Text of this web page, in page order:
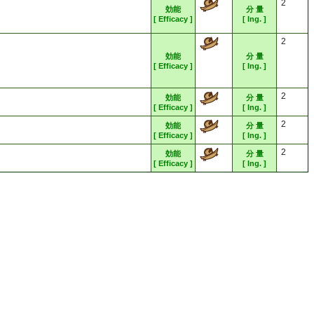
効能
[ Efficacy ]
分 量
[ Ing. ]
2
効能
[ Efficacy ]
分 量
[ Ing. ]
2
効能
[ Efficacy ]
分 量
[ Ing. ]
2
効能
[ Efficacy ]
分 量
[ Ing. ]
2
効能
[ Efficacy ]
分 量
[ Ing. ]
2